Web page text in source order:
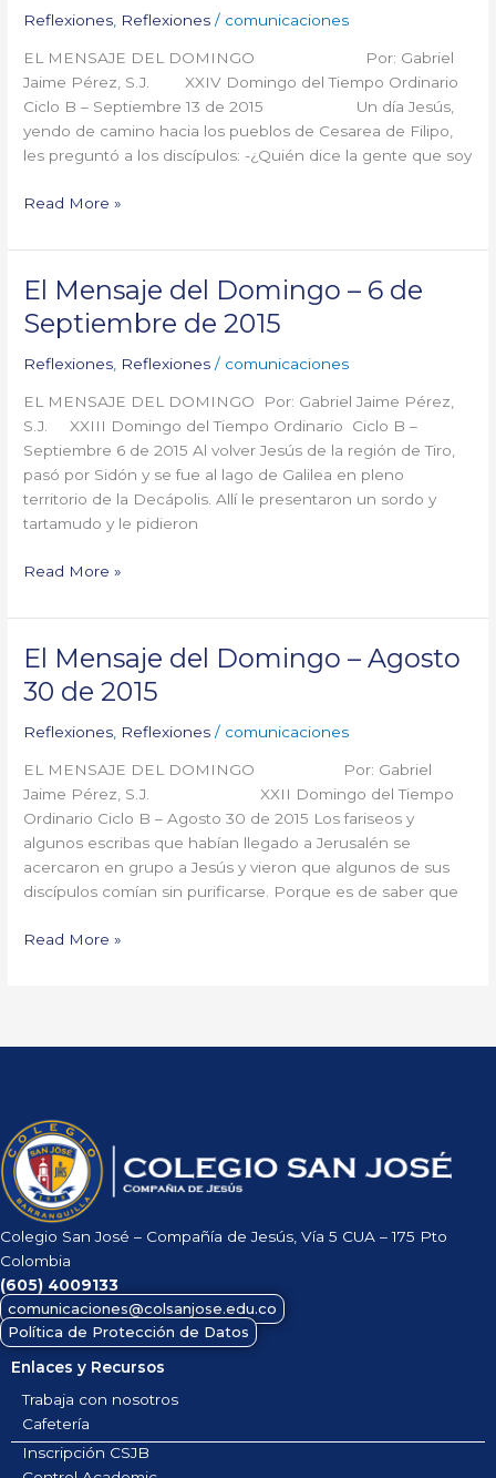
Reflexiones Reflexiones / comunicaciones
EL MENSAJE DEL DOMINGO Por: Gabriel
Jaime Pérez, S.J. XXIV Domingo del Tiempo Ordinario
Ciclo B – Septiembre 13 de 2015 Un día Jesús,
yendo de camino hacia los pueblos de Cesarea de Filipo,
les preguntó a los discípulos: -¿Quién dice la gente que soy
Domingo
14
de
septiembre
de
2015
Read More »
El Mensaje del Domingo – 6 de
Septiembre de 2015
Reflexiones Reflexiones / comunicaciones
EL MENSAJE DEL DOMINGO Por: Gabriel Jaime Pérez,
S.J. XXIII Domingo del Tiempo Ordinario Ciclo B –
Septiembre 6 de 2015 Al volver Jesús de la región de Tiro,
pasó por Sidón y se fue al lago de Galilea en pleno
territorio de la Decápolis. Allí le presentaron un sordo y
tartamudo y le pidieron
El
Mensaje
del
Domingo
6
de
Septiembre
de
2015
Read More »
El Mensaje del Domingo – Agosto
30 de 2015
Reflexiones Reflexiones / comunicaciones
EL MENSAJE DEL DOMINGO Por: Gabriel
Jaime Pérez, S.J. XXII Domingo del Tiempo
Ordinario Ciclo B – Agosto 30 de 2015 Los fariseos y
algunos escribas que habían llegado a Jerusalén se
acercaron en grupo a Jesús y vieron que algunos de sus
discípulos comían sin purificarse. Porque es de saber que
El
Mensaje
del
Domingo
Agosto
30
de
2015
Read More »
Colegio San José – Compañía de Jesús, Vía 5 CUA – 175 Pto
Colombia
(605) 4009133
comunicaciones@colsanjose.edu.co
Política de Protección de Datos
Enlaces y Recursos
Trabaja con nosotros
Cafetería
Inscripción CSJB